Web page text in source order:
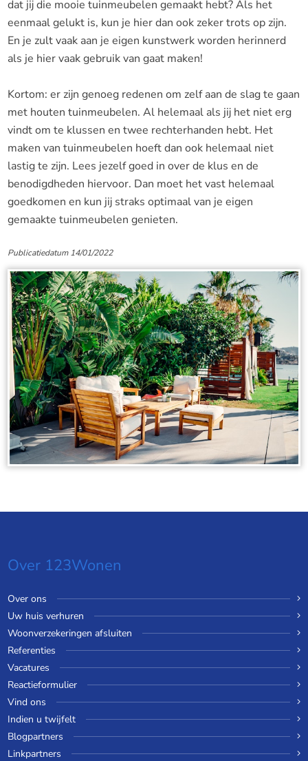
dat jij die mooie tuinmeubelen gemaakt hebt? Als het
eenmaal gelukt is, kun je hier dan ook zeker trots op zijn.
En je zult vaak aan je eigen kunstwerk worden herinnerd
als je hier vaak gebruik van gaat maken!
Kortom: er zijn genoeg redenen om zelf aan de slag te gaan
met houten tuinmeubelen. Al helemaal als jij het niet erg
vindt om te klussen en twee rechterhanden hebt. Het
maken van tuinmeubelen hoeft dan ook helemaal niet
lastig te zijn. Lees jezelf goed in over de klus en de
benodigdheden hiervoor. Dan moet het vast helemaal
goedkomen en kun jij straks optimaal van je eigen
gemaakte tuinmeubelen genieten.
Publicatiedatum 14/01/2022
Over 123Wonen
Over ons
Uw huis verhuren
Woonverzekeringen afsluiten
Referenties
Vacatures
Reactieformulier
Vind ons
Indien u twijfelt
Blogpartners
Linkpartners